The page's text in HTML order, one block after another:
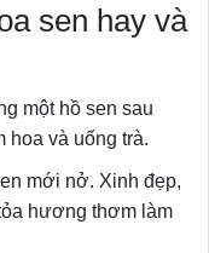
sen hay và
một hồ sen sau
hoa và uống trà.
mới nở. Xinh đẹp,
hương thơm làm